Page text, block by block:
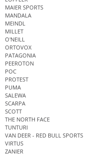
MAIER SPORTS
MANDALA
MEINDL
MILLET
O'NEILL
ORTOVOX
PATAGONIA
PEEROTON
POC
PROTEST
PUMA
SALEWA
SCARPA
SCOTT
THE NORTH FACE
TUNTURI
VAN DEER - RED BULL SPORTS
VIRTUS
ZANIER